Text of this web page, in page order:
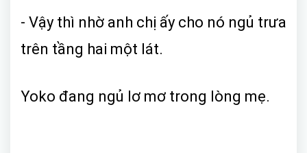
- Vậy thì nhờ anh chị ấy cho nó ngủ trưa
trên tầng hai một lát.
Yoko đang ngủ lơ mơ trong lòng mẹ.